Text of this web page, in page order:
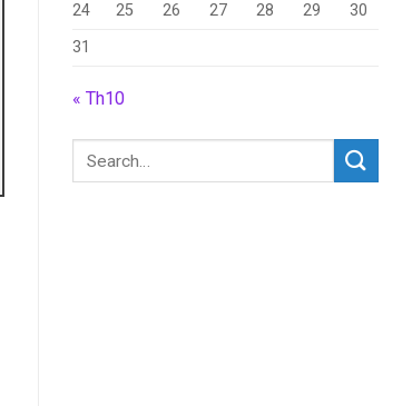
24
25 26 27 28 29
30
31
« Th10